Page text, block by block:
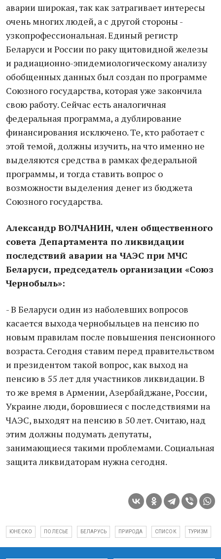
аварии широкая, так как затрагивает интересы
очень многих людей, а с другой стороны -
узкопрофессиональная. Единый регистр
Беларуси и России по раку щитовидной железы
и радиационно-эпидемиологическому анализу
обобщенных данных был создан по программе
Союзного государства, которая уже закончила
свою работу. Сейчас есть аналогичная
федеральная программа, а дублирование
финансирования исключено. Те, кто работает с
этой темой, должны изучить, на что именно не
выделяются средства в рамках федеральной
программы, и тогда ставить вопрос о
возможности выделения денег из бюджета
Союзного государства.
Александр ВОЛЧАНИН, член общественного
совета Департамента по ликвидации
последствий аварии на ЧАЭС при МЧС
Беларуси, председатель организации «Союз
Чернобыль»:
- В Беларуси один из наболевших вопросов
касается выхода чернобыльцев на пенсию по
новым правилам после повышения пенсионного
возраста. Сегодня ставим перед правительством
и президентом такой вопрос, как выход на
пенсию в 55 лет для участников ликвидации. В
то же время в Армении, Азербайджане, России,
Украине люди, боровшиеся с последствиями на
ЧАЭС, выходят на пенсию в 50 лет. Считаю, над
этим должны подумать депутаты,
занимающиеся такими проблемами. Социальная
защита ликвидаторам нужна сегодня.
ЮНЕСКО ПОЛЕСЬЕ БЕЛАРУСЬ ПРИРОДА СПИСОК ТУРИЗМ